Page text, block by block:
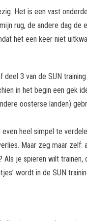
Het is een vast
rug, de andere dag
het een keer niet
3 van de SUN
in het begin een gek
oosterse landen)
heel simpel te
Maar zeg maar
je spieren wilt
wordt in de SUN